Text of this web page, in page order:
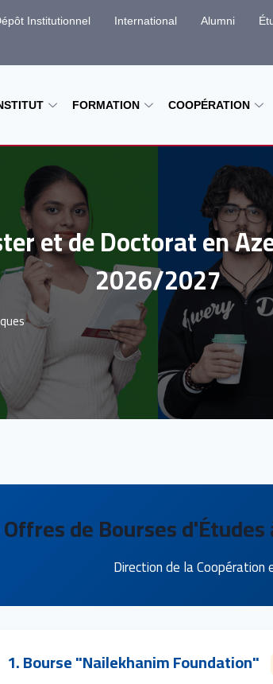
Institutionnel International Alumni
FORMATION COOPÉRATION
et de Doctorat en
2026/2027
Offres de Bourses
Direction de la
1. Bourse "Nailekhanim Foundation"